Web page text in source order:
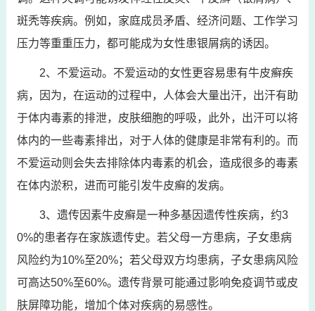
斑秃等疾病。例如，家庭成员矛盾、经济问题、工作学习
压力等重重压力，都可能成为女性患银屑病的诱因。
2、不爱运动。不爱运动的女性更容易患有牛皮癣疾
病，因为，在运动的过程中，人体会大量出汗，出汗有助
于体内毒素的排泄，皮肤细胞的呼吸，此外，出汗可以将
体内的一些毒素排出，对于人体的健康是非常有利的。而
不爱运动则会失去排除体内毒素的机会，造成很多的毒素
在体内淤积，进而可能引发牛皮癣的发病。
3、遗传因素牛皮癣是一种多基因遗传性疾病，约3
0%的患者存在家族遗传史。若父母一方患病，子女患病
风险约为10%至20%；若父母双方均患病，子女患病风险
可高达50%至60%。遗传背景可能通过影响免疫调节或皮
肤屏障功能，增加个体对疾病的易感性。